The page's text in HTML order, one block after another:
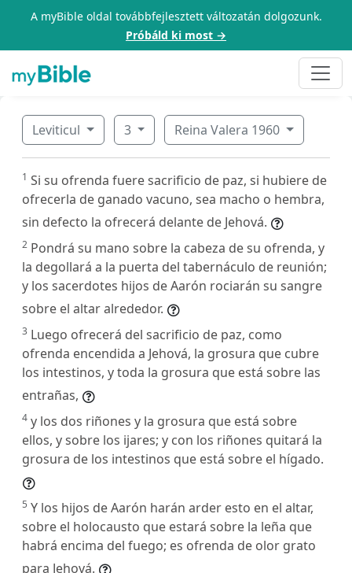
A myBible oldal továbbfejlesztett változatán dolgozunk.
Próbáld ki most →
Leviticul 3 Reina Valera 1960
1 Si su ofrenda fuere sacrificio de paz, si hubiere de
ofrecerla de ganado vacuno, sea macho o hembra,
sin defecto la ofrecerá delante de Jehová.
2 Pondrá su mano sobre la cabeza de su ofrenda, y
la degollará a la puerta del tabernáculo de reunión;
y los sacerdotes hijos de Aarón rociarán su sangre
sobre el altar alrededor.
3 Luego ofrecerá del sacrificio de paz, como
ofrenda encendida a Jehová, la grosura que cubre
los intestinos, y toda la grosura que está sobre las
entrañas,
4 y los dos riñones y la grosura que está sobre
ellos, y sobre los ijares; y con los riñones quitará la
grosura de los intestinos que está sobre el hígado.
5 Y los hijos de Aarón harán arder esto en el altar,
sobre el holocausto que estará sobre la leña que
habrá encima del fuego; es ofrenda de olor grato
para Jehová.